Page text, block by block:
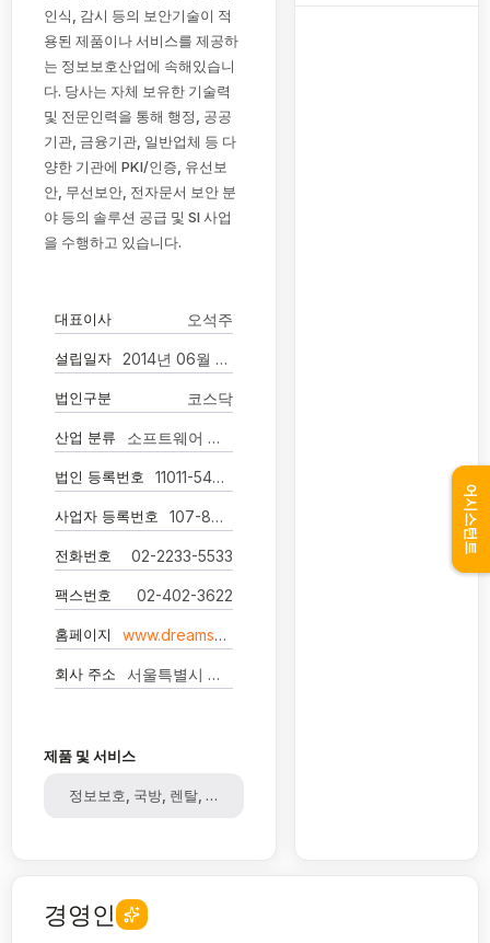
인식, 감시 등의 보안기술이 적
용된 제품이나 서비스를 제공하
는 정보보호산업에 속해있습니
다. 당사는 자체 보유한 기술력
및 전문인력을 통해 행정, 공공
기관, 금융기관, 일반업체 등 다
양한 기관에 PKI/인증, 유선보
안, 무선보안, 전자문서 보안 분
야 등의 솔루션 공급 및 SI 사업
을 수행하고 있습니다.
대표이사 오석주
설립일자 2014년 06월 25일
법인구분 코스닥
산업 분류 소프트웨어 개발 및 공급업
법인 등록번호 11011-5448356
사업자 등록번호 107-88-22434
전화번호 02-2233-5533
팩스번호 02-402-3622
홈페이지 www.dreamsecurity.com
회사 주소 서울특별시 성동구 아차산로 126 10층 (성수동2가, 더리브세종타워)
제품 및 서비스
정보보호, 국방, 렌탈, 보안솔루션, 보안
경영인
어시스턴트